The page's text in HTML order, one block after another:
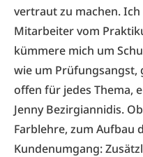
vertraut zu machen.
Mitarbeiter vom
kümmere mich um
wie um Prüfungsangst,
offen für jedes Thema,
Jenny Bezirgiannidis.
Farblehre, zum Aufbau
Kundenumgang: